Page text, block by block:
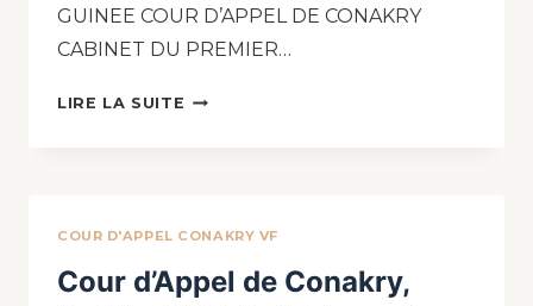
GUINEE COUR D’APPEL DE CONAKRY
CABINET DU PREMIER…
LIRE LA SUITE
COUR D'APPEL CONAKRY VF
Cour d’Appel de Conakry,